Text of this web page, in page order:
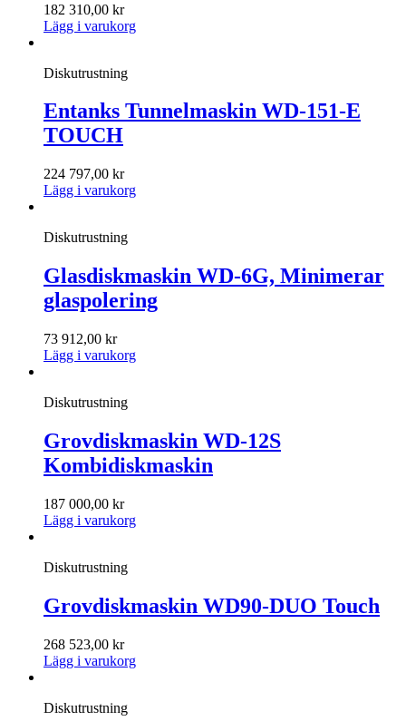
182 310,00 kr
Lägg i varukorg
Diskutrustning
Entanks Tunnelmaskin WD-151-E
TOUCH
224 797,00 kr
Lägg i varukorg
Diskutrustning
Glasdiskmaskin WD-6G, Minimerar
glaspolering
73 912,00 kr
Lägg i varukorg
Diskutrustning
Grovdiskmaskin WD-12S
Kombidiskmaskin
187 000,00 kr
Lägg i varukorg
Diskutrustning
Grovdiskmaskin WD90-DUO Touch
268 523,00 kr
Lägg i varukorg
Diskutrustning